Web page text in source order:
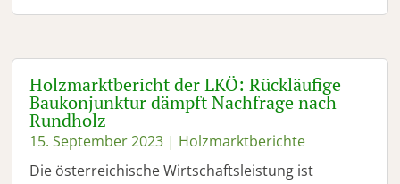
Holzmarktbericht der LKÖ: Rückläufige
Baukonjunktur dämpft Nachfrage nach
Rundholz
15. September 2023 | Holzmarktberichte
Die österreichische Wirtschaftsleistung ist